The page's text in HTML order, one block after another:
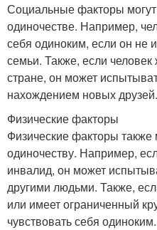
Социальные факторы могут
одиночестве. Например,
себя одиноким, если он не
семьи. Также, если
стране, он может
нахождением новых друзей.
Физические факторы
Физические факторы также
одиночеству. Например,
инвалид, он может
другими людьми. Также,
или имеет ограниченный
чувствовать себя одиноким.